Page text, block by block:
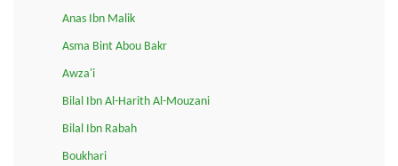
Anas Ibn Malik
Asma Bint Abou Bakr
Awza'i
Bilal Ibn Al-Harith Al-Mouzani
Bilal Ibn Rabah
Boukhari